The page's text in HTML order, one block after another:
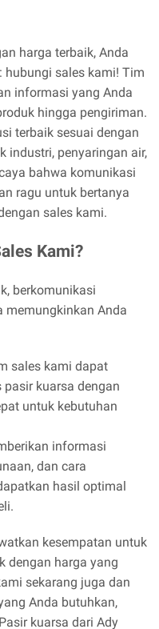
harga terbaik, Anda
hubungi sales kami! Tim
informasi yang Anda
hingga pengiriman.
terbaik sesuai dengan
industri, penyaringan air,
bahwa komunikasi
ragu untuk bertanya
sales kami.
Kami?
berkomunikasi
memungkinkan Anda
sales kami dapat
kuarsa dengan
untuk kebutuhan
informasi
dan cara
hasil optimal
kesempatan untuk
dengan harga yang
sekarang juga dan
Anda butuhkan,
kuarsa dari Ady